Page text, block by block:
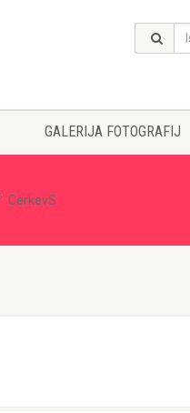
GALERIJA FOTOGRAFIJ
CerkevS